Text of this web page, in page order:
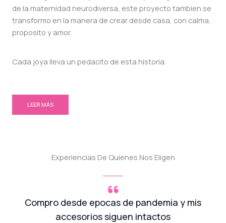
de la maternidad neurodiversa, este proyecto tambien se
transformo en la manera de crear desde casa, con calma,
proposito y amor.
Cada joya lleva un pedacito de esta historia.
.
LEER MÁS
Experiencias De Quienes Nos Eligen
Compro desde epocas de pandemia y mis
accesorios siguen intactos